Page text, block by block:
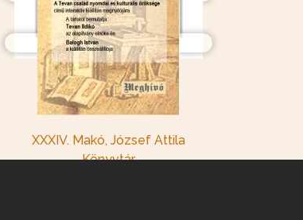
Múzeum
XLII. Szentes, Koszta József
Múzeum
XXXVIII. Szolnok, Idősek
Otthona
XXXIV. Makó, József Attila
Könyvtár